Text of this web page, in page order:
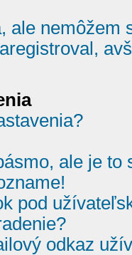
ale nemôžem
ale je to
pod
odkaz